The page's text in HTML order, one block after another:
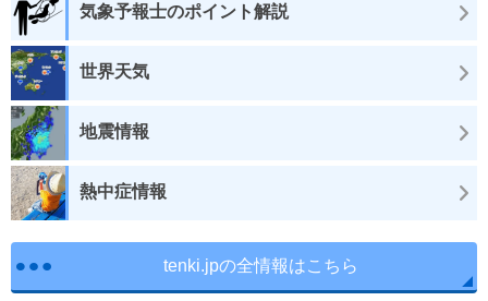
気象予報士のポイント解説
世界天気
地震情報
熱中症情報
tenki.jpの全情報はこちら